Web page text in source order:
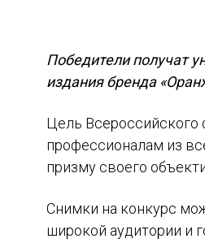
Победители получат
издания бренда
Цель
профессионалам из
призму своего
Снимки на конкурс
широкой аудитории и